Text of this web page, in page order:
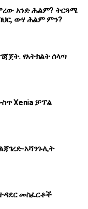
አንድ ሕልም? ትርጓሜ
ውሃ ሕልም ምን?
የአትክልት ሰላጣ
Xenia ቻፕል
አሻንጉሊት
መስፈርቶች